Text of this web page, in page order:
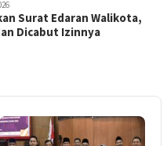
Surat Edaran Walikota,
Dicabut Izinnya